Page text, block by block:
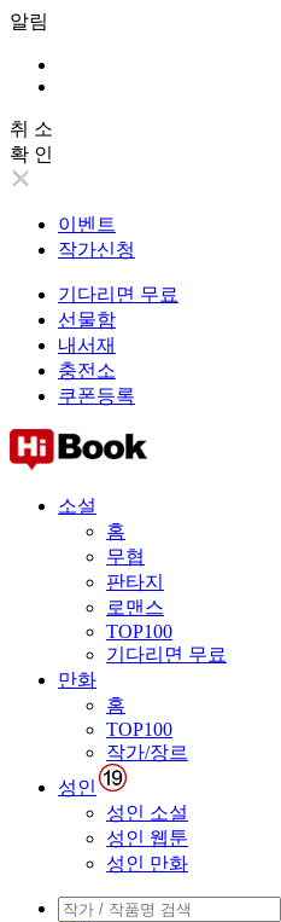
알림
취 소
확 인
이벤트
작가신청
기다리면 무료
선물함
내서재
충전소
쿠폰등록
소설
홈
무협
판타지
로맨스
TOP100
기다리면 무료
만화
홈
TOP100
작가/장르
성인
성인 소설
성인 웹툰
성인 만화